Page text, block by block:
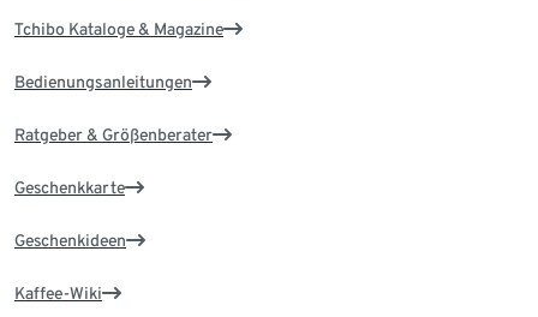
Tchibo Kataloge & Magazine
Bedienungsanleitungen
Ratgeber & Größenberater
Geschenkkarte
Geschenkideen
Kaffee-Wiki